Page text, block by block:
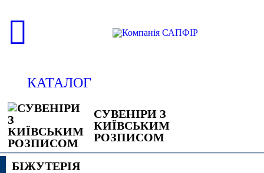
КАТАЛОГ
СУВЕНІРИ З
КИЇВСЬКИМ
РОЗПИСОМ
БІЖУТЕРІЯ